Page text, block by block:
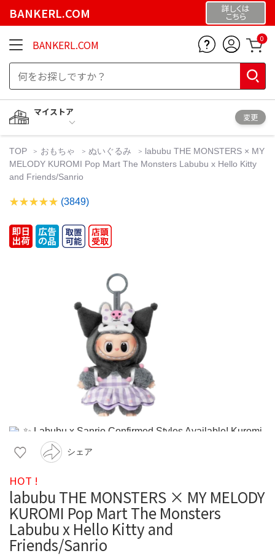
BANKERL.COM 詳しくは
こちら
BANKERL.COM 0
マイストア
変更
TOP おもちゃ ぬいぐるみ
labubu THE MONSTERS × MY
MELODY KUROMI Pop Mart The Monsters Labubu x Hello Kitty
and Friends/Sanrio
(3849)
シェア
HOT !
labubu THE MONSTERS × MY MELODY
KUROMI Pop Mart The Monsters
Labubu x Hello Kitty and
Friends/Sanrio